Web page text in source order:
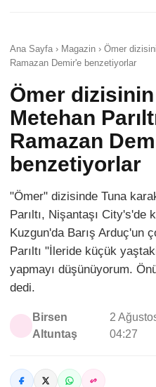
Ana Sayfa › Magazin › Ömer
Ramazan Demir'e benzetiyorlar
Ömer dizisinin
Metehan
Ramazan
benzetiyorlar
"Ömer" dizisinde Tuna
Parıltı, Nişantaşı City's'de
Kuzgun'da Barış Arduç'un
Parıltı "İleride küçük
yapmayı düşünüyorum.
dedi.
Birsen
Altuntaş
2
04:27